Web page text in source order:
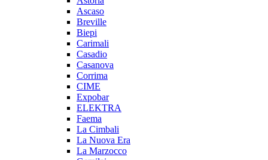
Ascaso
Breville
Biepi
Carimali
Casadio
Casanova
Corrima
CIME
Expobar
ELEKTRA
Faema
La Cimbali
La Nuova Era
La Marzocco